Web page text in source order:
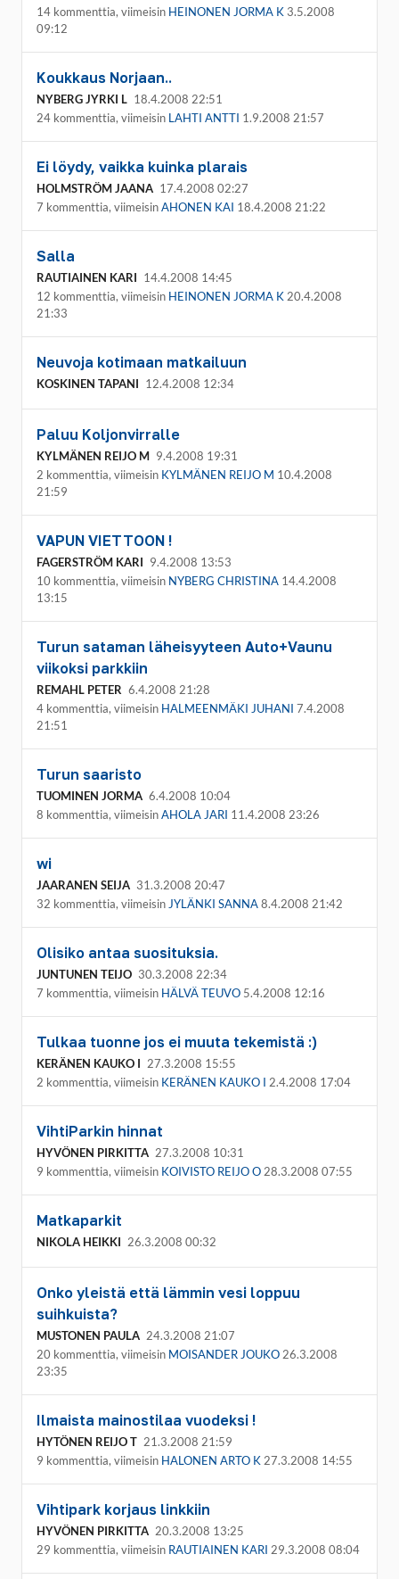
14 kommenttia, viimeisin HEINONEN JORMA K 3.5.2008
09:12
Koukkaus Norjaan..
NYBERG JYRKI L 18.4.2008 22:51
24 kommenttia, viimeisin LAHTI ANTTI 1.9.2008 21:57
Ei löydy, vaikka kuinka plarais
HOLMSTRÖM JAANA 17.4.2008 02:27
7 kommenttia, viimeisinAHONEN KAI 18.4.2008 21:22
Salla
RAUTIAINEN KARI 14.4.2008 14:45
12 kommenttia, viimeisin HEINONEN JORMA K 20.4.2008
21:33
Neuvoja kotimaan matkailuun
KOSKINEN TAPANI 12.4.2008 12:34
Paluu Koljonvirralle
KYLMÄNEN REIJO M 9.4.2008 19:31
2 kommenttia, viimeisin KYLMÄNEN REIJO M 10.4.2008
21:59
VAPUN VIETTOON !
FAGERSTRÖM KARI 9.4.2008 13:53
10 kommenttia, viimeisin NYBERG CHRISTINA 14.4.2008
13:15
Turun sataman läheisyyteen Auto+Vaunu
viikoksi parkkiin
REMAHL PETER 6.4.2008 21:28
4 kommenttia, viimeisin HALMEENMÄKI JUHANI 7.4.2008
21:51
Turun saaristo
TUOMINEN JORMA 6.4.2008 10:04
8 kommenttia, viimeisinAHOLA JARI 11.4.2008 23:26
wi
JAARANEN SEIJA 31.3.2008 20:47
32 kommenttia, viimeisin JYLÄNKI SANNA8.4.2008 21:42
Olisiko antaa suosituksia.
JUNTUNEN TEIJO 30.3.2008 22:34
7 kommenttia, viimeisin HÄLVÄ TEUVO 5.4.2008 12:16
Tulkaa tuonne jos ei muuta tekemistä :)
KERÄNEN KAUKO I 27.3.2008 15:55
2 kommenttia, viimeisin KERÄNEN KAUKO I 2.4.2008 17:04
VihtiParkin hinnat
HYVÖNEN PIRKITTA 27.3.2008 10:31
9 kommenttia, viimeisin KOIVISTO REIJO O 28.3.2008 07:55
Matkaparkit
NIKOLA HEIKKI 26.3.2008 00:32
Onko yleistä että lämmin vesi loppuu
suihkuista?
MUSTONEN PAULA 24.3.2008 21:07
20 kommenttia, viimeisin MOISANDER JOUKO 26.3.2008
23:35
Ilmaista mainostilaa vuodeksi !
HYTÖNEN REIJO T 21.3.2008 21:59
9 kommenttia, viimeisin HALONEN ARTO K 27.3.2008 14:55
Vihtipark korjaus linkkiin
HYVÖNEN PIRKITTA 20.3.2008 13:25
29 kommenttia, viimeisin RAUTIAINEN KARI 29.3.2008 08:04